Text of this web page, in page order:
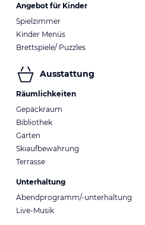
Angebot für Kinder
Spielzimmer
Kinder Menüs
Brettspiele/ Puzzles
Ausstattung
Räumlichkeiten
Gepäckraum
Bibliothek
Garten
Skiaufbewahrung
Terrasse
Unterhaltung
Abendprogramm/-unterhaltung
Live-Musik